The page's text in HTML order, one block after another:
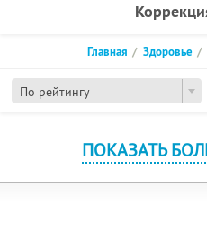
По рейтингу
Главная Здоровье
ПОКАЗАТЬ